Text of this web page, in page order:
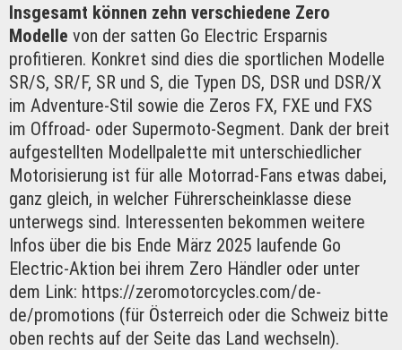
Insgesamt können zehn verschiedene Zero
Modelle von der satten Go Electric Ersparnis
profitieren. Konkret sind dies die sportlichen Modelle
SR/S, SR/F, SR und S, die Typen DS, DSR und DSR/X
im Adventure-Stil sowie die Zeros FX, FXE und FXS
im Offroad- oder Supermoto-Segment. Dank der breit
aufgestellten Modellpalette mit unterschiedlicher
Motorisierung ist für alle Motorrad-Fans etwas dabei,
ganz gleich, in welcher Führerscheinklasse diese
unterwegs sind. Interessenten bekommen weitere
Infos über die bis Ende März 2025 laufende Go
Electric-Aktion bei ihrem Zero Händler oder unter
dem Link: https://zeromotorcycles.com/de-
de/promotions (für Österreich oder die Schweiz bitte
oben rechts auf der Seite das Land wechseln).